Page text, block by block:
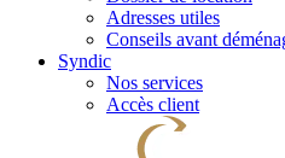
Adresses utiles
Conseils avant
Syndic
Nos services
Accès client